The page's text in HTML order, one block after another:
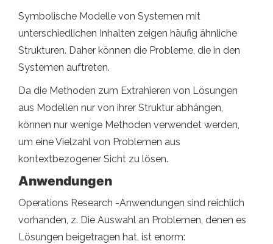
Symbolische Modelle von Systemen mit
unterschiedlichen Inhalten zeigen häufig ähnliche
Strukturen. Daher können die Probleme, die in den
Systemen auftreten.
Da die Methoden zum Extrahieren von Lösungen
aus Modellen nur von ihrer Struktur abhängen,
können nur wenige Methoden verwendet werden,
um eine Vielzahl von Problemen aus
kontextbezogener Sicht zu lösen.
Anwendungen
Operations Research -Anwendungen sind reichlich
vorhanden, z. Die Auswahl an Problemen, denen es
Lösungen beigetragen hat, ist enorm: